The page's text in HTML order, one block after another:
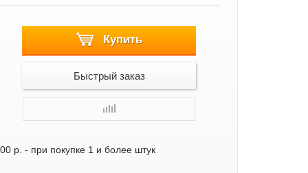
Купить
Быстрый заказ
р. - при покупке 1 и более штук